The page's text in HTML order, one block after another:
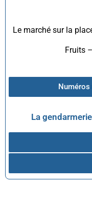
Le marché sur la
Fruits
La